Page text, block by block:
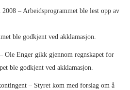
– Arbeidsprogrammet ble lest opp av
ble godkjent ved akklamasjon.
Ole Enger gikk gjennom regnskapet for
ble godkjent ved akklamasjon.
– Styret kom med forslag om å